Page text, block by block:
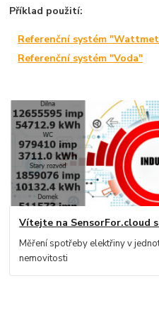
Příklad použití:
Referenční systém
Referenční systém "Voda"
Vítejte na SensorFor.cloud
Měření spotřeby elektřiny v
nemovitosti